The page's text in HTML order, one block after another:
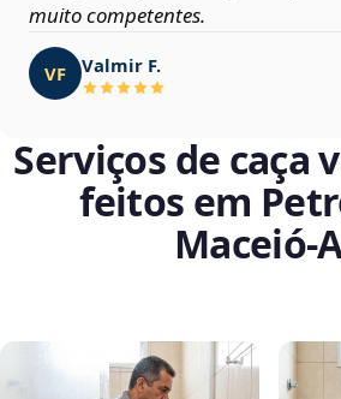
muito competentes.
VF Valmir F.
Serviços de caça
feitos em